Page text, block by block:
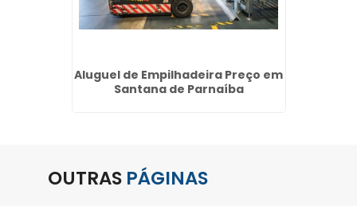
Aluguel de Empilhadeira Preço em
Santana de Parnaíba
OUTRAS PÁGINAS